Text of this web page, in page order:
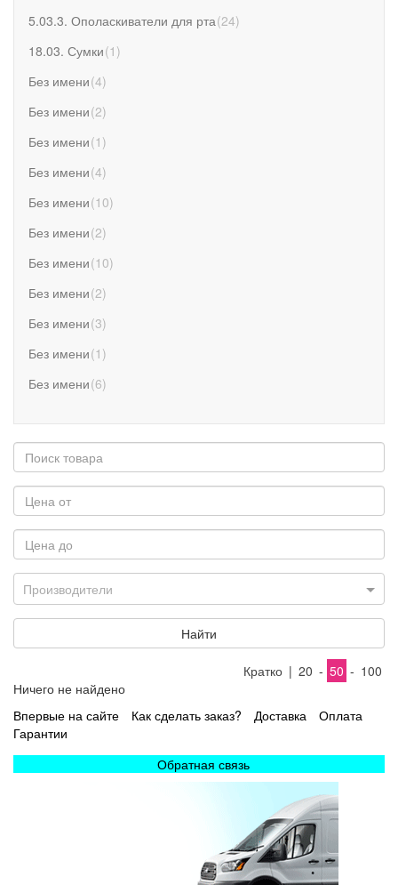
5.03.3. Ополаскиватели для рта(24)
18.03. Сумки(1 )
Без имени(4)
Без имени(2)
Без имени(1 )
Без имени(4)
Без имени(10)
Без имени(2)
Без имени(10)
Без имени(2)
Без имени(3)
Без имени(1 )
Без имени(6)
Производители
Найти
Кратко | 20 - 50 - 100
Ничего не найдено
Впервые на сайте
Как сделать заказ? Доставка
Оплата
Гарантии
Обратная связь